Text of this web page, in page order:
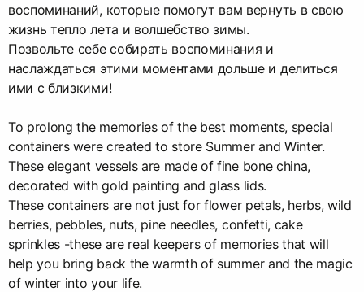
воспоминаний, которые помогут вам вернуть в свою
жизнь тепло лета и волшебство зимы.
Позвольте себе собирать воспоминания и
наслаждаться этими моментами дольше и делиться
ими с близкими!
To prolong the memories of the best moments, special
containers were created to store Summer and Winter.
These elegant vessels are made of fine bone china,
decorated with gold painting and glass lids.
These containers are not just for flower petals, herbs, wild
berries, pebbles, nuts, pine needles, confetti, cake
sprinkles -these are real keepers of memories that will
help you bring back the warmth of summer and the magic
of winter into your life.